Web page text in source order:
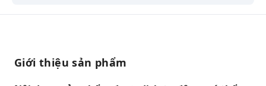
Khám phá tinh túy của thành phố bằng cách
Giới thiệu sản phẩm